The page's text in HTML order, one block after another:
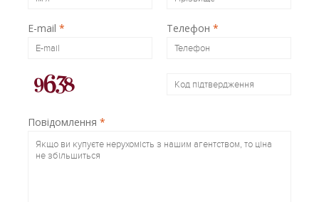
E-mail * Телефон *
Повідомлення *